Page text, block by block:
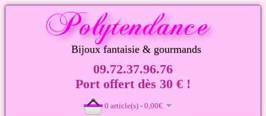
Bijoux fantaisie & gourmands
09.72.37.96.76
Port offert dès 30 € !
0 article(s) - 0,00€